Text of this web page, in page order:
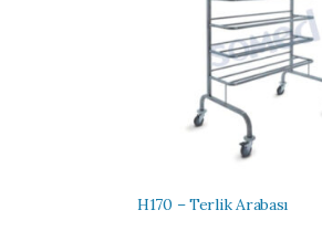
H170 – Terlik Arabası